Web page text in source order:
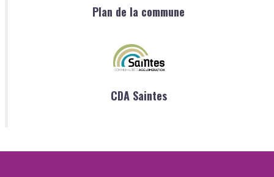
Plan de la commune
CDA Saintes